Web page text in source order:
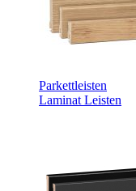
Parkettleisten
Laminat Leisten